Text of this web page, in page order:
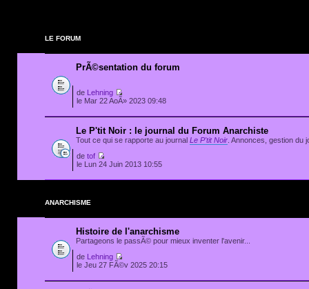
LE FORUM
PrÃ©sentation du forum
de
Lehning
le Mar 22 AoÃ» 2023 09:48
Le P'tit Noir : le journal du Forum Anarchiste
Tout ce qui se rapporte au journal Le P'tit Noir . Annonces, gestion du
de tof
le Lun 24 Juin 2013 10:55
ANARCHISME
Histoire de l'anarchisme
Partageons le passÃ© pour mieux inventer l'avenir...
de
Lehning
le Jeu 27 FÃ©v 2025 20:15